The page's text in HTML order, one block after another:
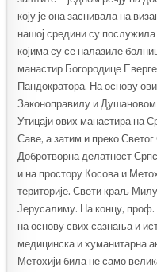
коју је она заснивала на
нашој средини су
којима су се налазиле
манастир Богородице
Пандократора. На основу
Законоправилу и Душановом
Утицаји ових манастира на
Саве, а затим и преко
Добротворна делатност
и на простору Косова и
територије. Свети краљ
Јерусалиму. На концу, проф.
на основу свих сазнања и
медицинска и хуманитарна
Метохији била не само